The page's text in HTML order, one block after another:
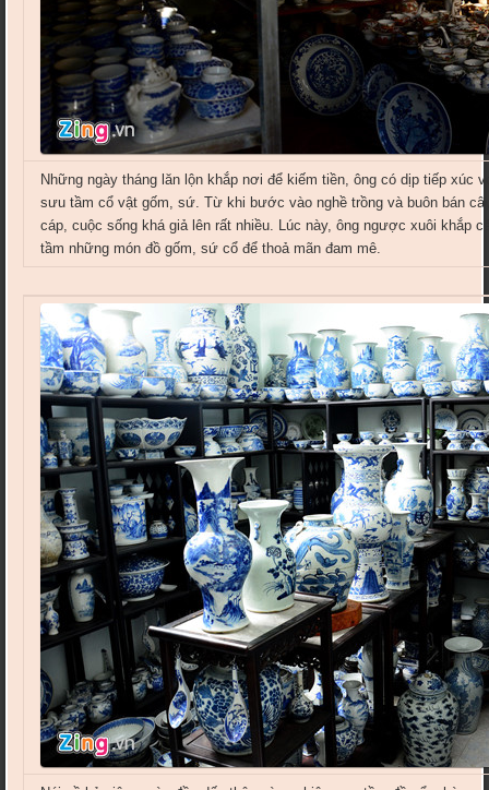
Những ngày tháng lăn lộn khắp nơi để kiếm tiền, ông có dịp tiếp
sưu tầm cổ vật gốm, sứ. Từ khi bước vào nghề trồng và buôn bán
cáp, cuộc sống khá giả lên rất nhiều. Lúc này, ông ngược xuôi khắp
tầm những món đồ gốm, sứ cổ để thoả mãn đam mê.